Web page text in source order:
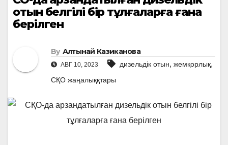
отын белгілі бір тұлғаларға ғана
берілген
By Алтынай Казиканова
АВГ 10, 2023 дизельдік отын, жемқорлық,
СҚО жаңалыққтары